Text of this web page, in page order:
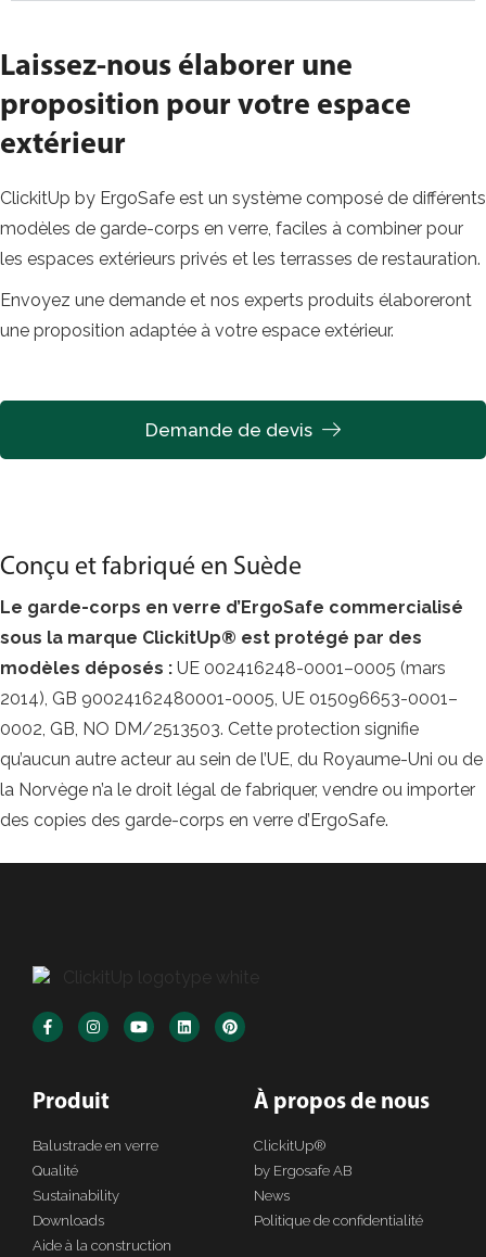
Laissez-nous élaborer une
proposition pour votre espace
extérieur
ClickitUp by ErgoSafe est un système composé de différents
modèles de garde-corps en verre, faciles à combiner pour
les espaces extérieurs privés et les terrasses de restauration.
Envoyez une demande et nos experts produits élaboreront
une proposition adaptée à votre espace extérieur.
Demande de devis
Conçu et fabriqué en Suède
Le garde-corps en verre d’ErgoSafe commercialisé
sous la marque ClickitUp® est protégé par des
modèles déposés : UE 002416248-0001–0005 (mars
2014), GB 90024162480001-0005, UE 015096653-0001–
0002, GB, NO DM/2513503. Cette protection signifie
qu’aucun autre acteur au sein de l’UE, du Royaume-Uni ou de
la Norvège n’a le droit légal de fabriquer, vendre ou importer
des copies des garde-corps en verre d’ErgoSafe.
Produit
Balustrade en verre
Qualité
Sustainability
Downloads
Aide à la construction
À propos de nous
ClickitUp®
by Ergosafe AB
News
Politique de confidentialité